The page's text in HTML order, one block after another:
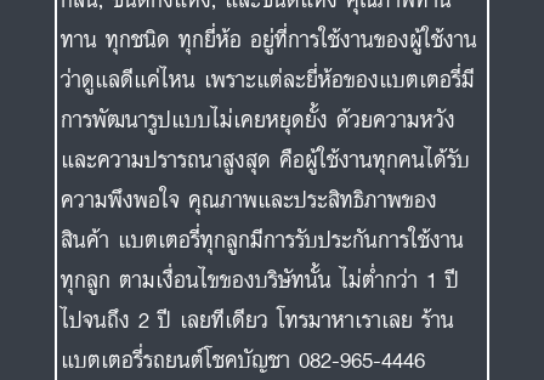
ทาน ทุกชนิด ทุกยี่ห้อ อยู่ที่การใช้งานของผู้ใช้งาน
ว่าดูแลดีแค่ไหน เพราะแต่ละยี่ห้อของแบตเตอรี่มี
การพัฒนารูปแบบไม่เคยหยุดยั้ง ด้วยความหวัง
และความปรารถนาสูงสุด คือผู้ใช้งานทุกคนได้รับ
ความพึงพอใจ คุณภาพและประสิทธิภาพของ
สินค้า แบตเตอรี่ทุกลูกมีการรับประกันการใช้งาน
ทุกลูก ตามเงื่อนไขของบริษัทนั้น ไม่ต่ำกว่า 1 ปี
ไปจนถึง 2 ปี เลยทีเดียว โทรมาหาเราเลย ร้าน
แบตเตอรี่รถยนต์โชคบัญชา 082-965-4446